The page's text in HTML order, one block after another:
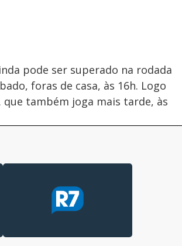
pode ser superado na rodada
foras de casa, às 16h. Logo
que também joga mais tarde, às